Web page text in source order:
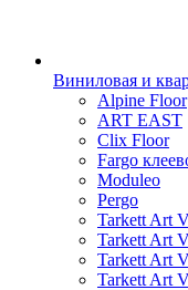
Виниловая и
Alpine Floor
ART EAST
Clix Floor
Fargo
Moduleo
Pergo
Tarkett Art
Tarkett Art
Tarkett Art
Tarkett Art